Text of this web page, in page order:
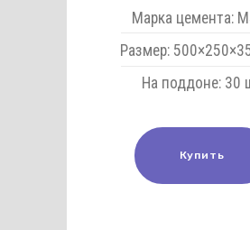
Марка цемента:
Размер:
На поддоне: 30
Купить